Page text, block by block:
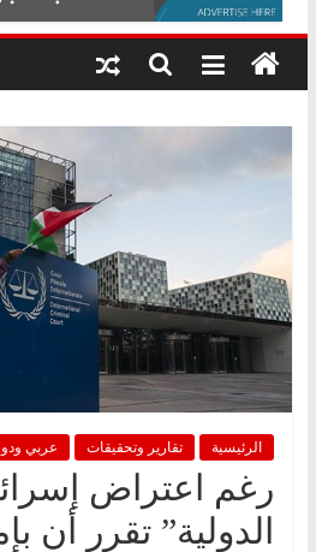
إنشاء المبنى
المجلس القومي
متابعة قضية
قرينة البراءة
درب..
وتبقى
هي
الرئيسية تقارير وتحقيقات عربي
رغم اعتراض
الدولية” تقرر أن